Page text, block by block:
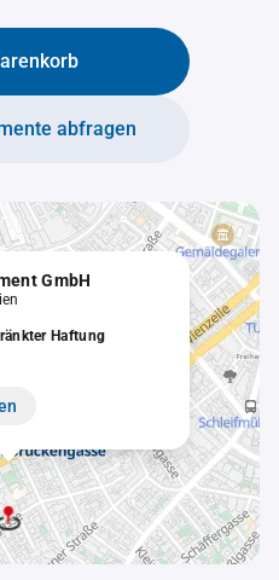
abfragen
GmbH
Haftung